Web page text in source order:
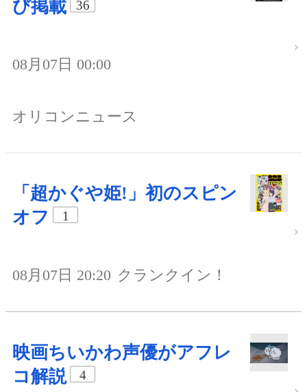
び掲載
36
08月07日 00:00
オリコンニュース
「超かぐや姫!」初のスピン
オフ
1
08月07日 20:20 クランクイン！
映画ちいかわ声優がアフレ
コ解説
4